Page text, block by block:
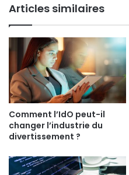
Articles similaires
Comment l’IdO peut-il
changer l’industrie du
divertissement ?